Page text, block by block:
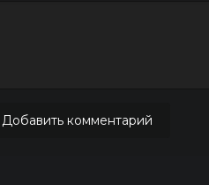
Добавить комментарий